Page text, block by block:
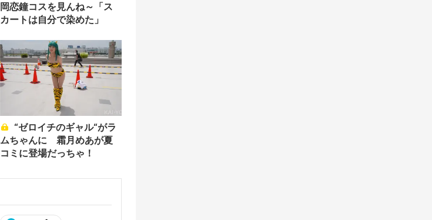
岡恋鐘コスを見んね～「ス
カートは自分で染めた」
ムちゃんに 霜月めあが夏
コミに登場だっちゃ！